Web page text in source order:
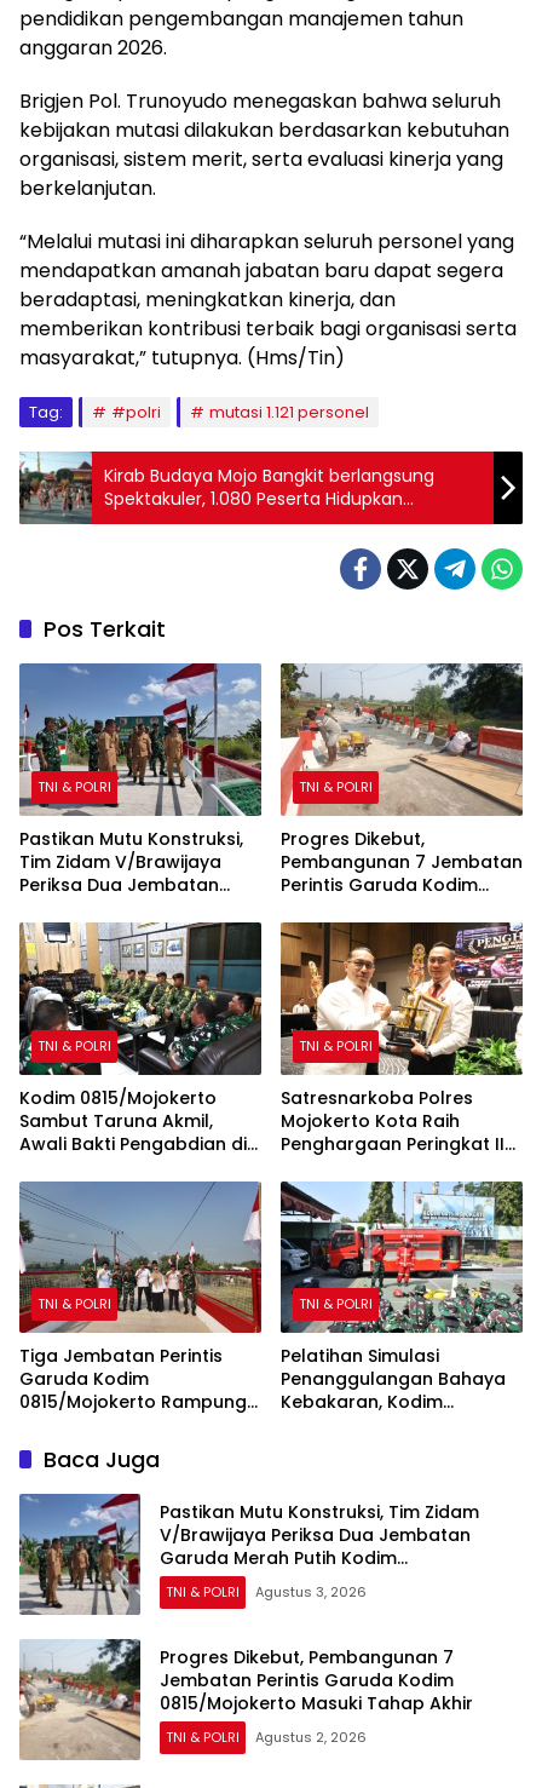
pendidikan pengembangan manajemen tahun
anggaran 2026.
Brigjen Pol. Trunoyudo menegaskan bahwa seluruh
kebijakan mutasi dilakukan berdasarkan kebutuhan
organisasi, sistem merit, serta evaluasi kinerja yang
berkelanjutan.
“Melalui mutasi ini diharapkan seluruh personel yang
mendapatkan amanah jabatan baru dapat segera
beradaptasi, meningkatkan kinerja, dan
memberikan kontribusi terbaik bagi organisasi serta
masyarakat,” tutupnya. (Hms/Tin)
Tag: #polri mutasi 1.121 personel
Kirab Budaya Mojo Bangkit berlangsung
Spektakuler, 1.080 Peserta Hidupkan
Kejayaan Majapahit
Pos Terkait
TNI & POLRI
Pastikan Mutu Konstruksi,
Tim Zidam V/Brawijaya
Periksa Dua Jembatan
0815/Mojokerto
TNI & POLRI
Progres Dikebut,
Pembangunan 7 Jembatan
Perintis Garuda Kodim
Tahap Akhir
TNI & POLRI
Kodim 0815/Mojokerto
Sambut Taruna Akmil,
Awali Bakti Pengabdian di
TNI & POLRI
Satresnarkoba Polres
Mojokerto Kota Raih
Penghargaan Peringkat II
Barang Bukti Narkoba
Terbanyak
TNI & POLRI
Tiga Jembatan Perintis
Garuda Kodim
0815/Mojokerto Rampung
dan Kesejahteraan Warga
TNI & POLRI
Pelatihan Simulasi
Penanggulangan Bahaya
Kebakaran, Kodim
Baca Juga
Pastikan Mutu Konstruksi, Tim Zidam
V/Brawijaya Periksa Dua Jembatan
Garuda Merah Putih Kodim
0815/Mojokerto
TNI & POLRI Agustus 3, 2026
Progres Dikebut, Pembangunan 7
Jembatan Perintis Garuda Kodim
0815/Mojokerto Masuki Tahap Akhir
TNI & POLRI Agustus 2, 2026